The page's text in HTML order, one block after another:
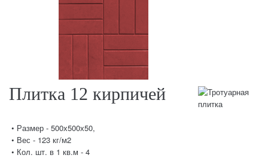
Плитка 12 кирпичей
• Размер - 500х500х50,
• Вес - 123 кг/м2
• Кол. шт. в 1 кв.м - 4